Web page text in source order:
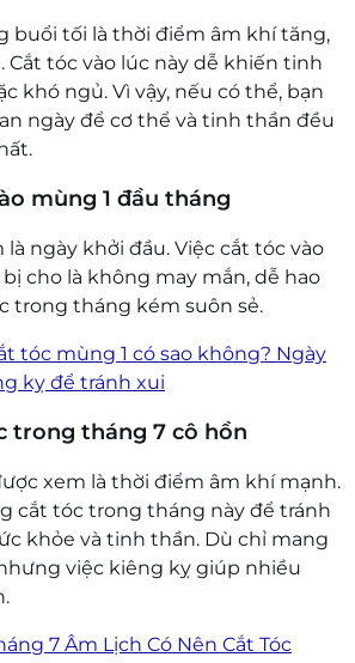
buổi tối là thời điểm âm khí tăng,
Cắt tóc vào lúc này dễ khiến tinh
khó ngủ. Vì vậy, nếu có thể, bạn
ngày để cơ thể và tinh thần đều
mùng 1 đầu tháng
là ngày khởi đầu. Việc cắt tóc vào
cho là không may mắn, dễ hao
trong tháng kém suôn sẻ.
tóc mùng 1 có sao không? Ngày
kỵ để tránh xui
trong tháng 7 cô hồn
xem là thời điểm âm khí mạnh.
cắt tóc trong tháng này để tránh
khỏe và tinh thần. Dù chỉ mang
việc kiêng kỵ giúp nhiều
7 Âm Lịch Có Nên Cắt Tóc